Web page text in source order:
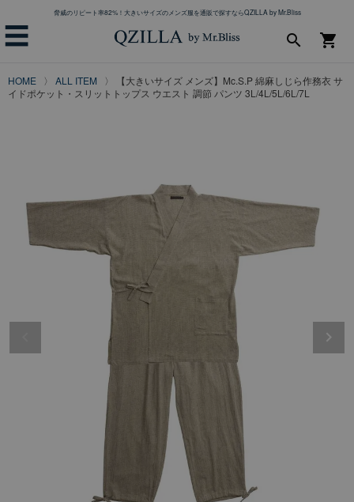
脅威のリピート率82%！大きいサイズのメンズ服を通販で探すならQZILLA by Mr.Bliss
☰ shopping_cart
search
HOME ALL ITEM
【大きいサイズ メンズ】Mc.S.P 綿麻しじら作務衣 サ
イドポケット・スリットトップス ウエスト 調節 パンツ 3L/4L/5L/6L/7L